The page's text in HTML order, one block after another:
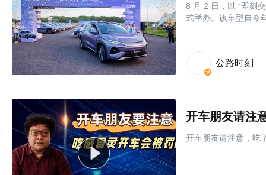
8 月 2 日，以 “即刻
式举办。该车型自今
公路时刻
开车朋友请注
开车朋友请注意，吃